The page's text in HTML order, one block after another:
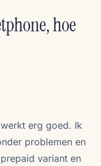
hoe
erg goed. Ik
problemen en
variant en